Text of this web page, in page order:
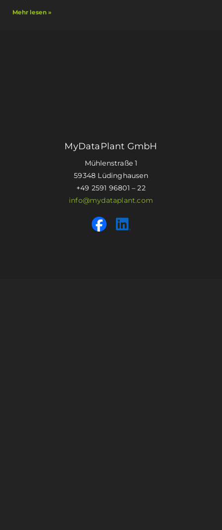
Mehr lesen »
MyDataPlant GmbH
Mühlenstraße 1
59348 Lüdinghausen
+49 2591 96801 – 22
info@mydataplant.com